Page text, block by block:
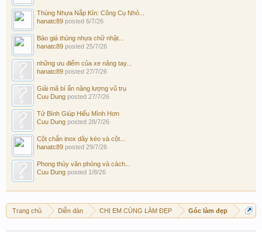
Thùng Nhựa Nắp Kín: Công Cụ Nhỏ...
hanatc89 posted 6/7/26
Báo giá thùng nhựa chữ nhật...
hanatc89 posted 25/7/26
những ưu điểm của xe nâng tay...
hanatc89 posted 27/7/26
Giải mã bí ẩn năng lượng vũ trụ
Cuu Dung posted 27/7/26
Tử Bình Giúp Hiểu Mình Hơn
Cuu Dung posted 28/7/26
Cột chắn inox dây kéo và cột...
hanatc89 posted 29/7/26
Phong thủy văn phòng và cách...
Cuu Dung posted 1/8/26
Trang chủ Diễn đàn CHỊ EM CÙNG LÀM ĐẸP Góc làm đẹp